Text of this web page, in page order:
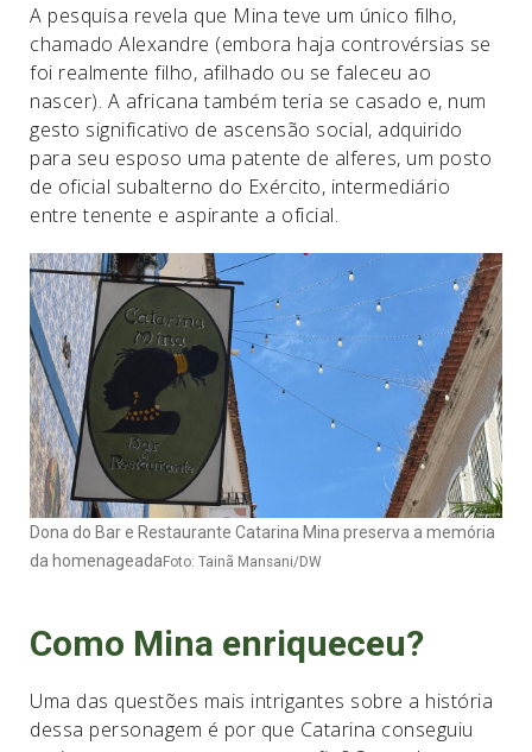
A pesquisa revela que Mina teve um único filho,
chamado Alexandre (embora haja controvérsias se
foi realmente filho, afilhado ou se faleceu ao
nascer). A africana também teria se casado e, num
gesto significativo de ascensão social, adquirido
para seu esposo uma patente de alferes, um posto
de oficial subalterno do Exército, intermediário
entre tenente e aspirante a oficial.
Dona do Bar e Restaurante Catarina Mina preserva a memória
da homenageadaFoto: Tainã Mansani/DW
Como Mina enriqueceu?
Uma das questões mais intrigantes sobre a história
dessa personagem é por que Catarina conseguiu